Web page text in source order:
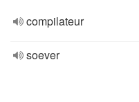
compilateur
soever